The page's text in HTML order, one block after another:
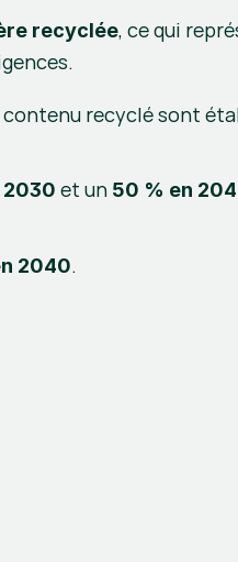
recyclée, ce qui
recyclé sont
2030 et un 50 % en
2040.